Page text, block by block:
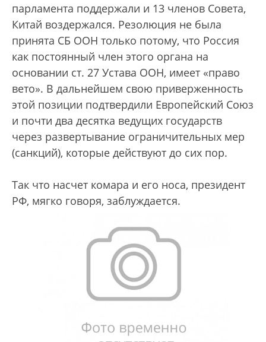
парламента поддержали и 13 членов Совета,
Китай воздержался. Резолюция не была
принята СБ ООН только потому, что Россия
как постоянный член этого органа на
основании ст. 27 Устава ООН, имеет «право
вето». В дальнейшем свою приверженность
этой позиции подтвердили Европейский Союз
и почти два десятка ведущих государств
через развертывание ограничительных мер
(санкций), которые действуют до сих пор.
Так что насчет комара и его носа, президент
РФ, мягко говоря, заблуждается.